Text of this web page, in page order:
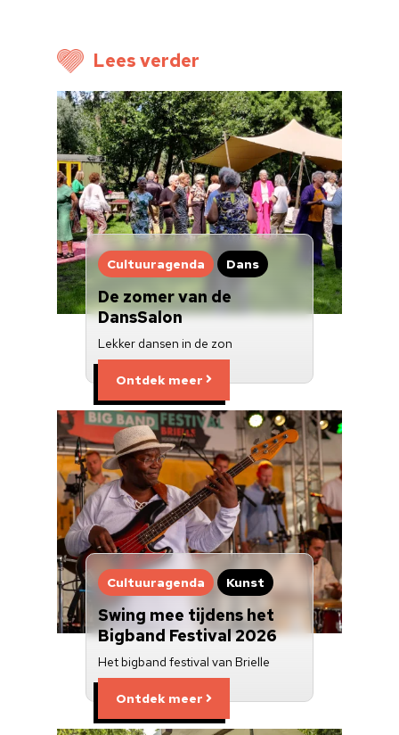
Lees verder
Cultuuragenda Dans
De zomer van de
DansSalon
Lekker dansen in de zon
Ontdek meer
Cultuuragenda Kunst
Swing mee tijdens het
Bigband Festival 2026
Het bigband festival van Brielle
Ontdek meer
Over ons
Nieuwsbrief
Doneren